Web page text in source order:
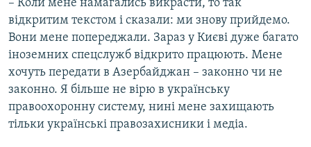
– Коли мене намагались викрасти, то так
відкритим текстом і сказали: ми знову прийдемо.
Вони мене попереджали. Зараз у Києві дуже багато
іноземних спецслужб відкрито працюють. Мене
хочуть передати в Азербайджан – законно чи не
законно. Я більше не вірю в українську
правоохоронну систему, нині мене захищають
тільки українські правозахисники і медіа.